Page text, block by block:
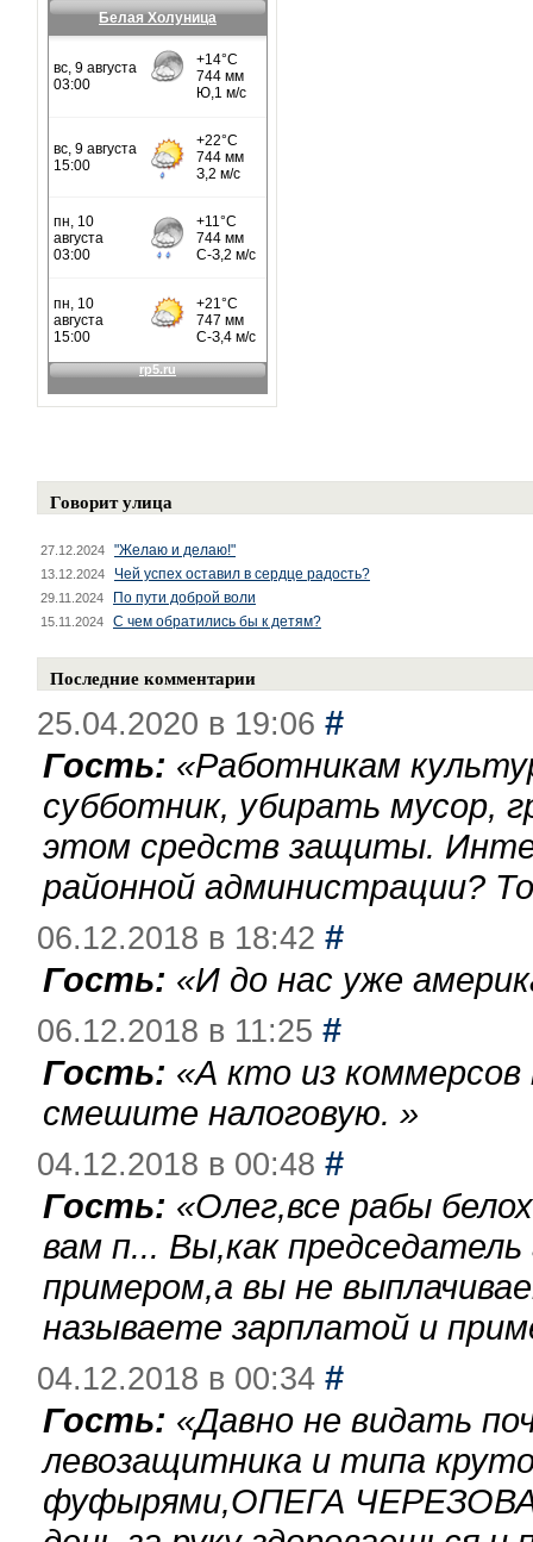
Белая Холуница
Говорит улица
27.12.2024 "Желаю и делаю!"
13.12.2024 Чей успех оставил в сердце радость?
29.11.2024 По пути доброй воли
15.11.2024 С чем обратились бы к детям?
Последние комментарии
25.04.2020 в 19:06 #
Гость: «Работникам
субботник, убирать мусор,
этом средств защиты.
районной администрации?
06.12.2018 в 18:42 #
Гость: «И до нас уже
06.12.2018 в 11:25 #
Гость: «А кто из
смешите налоговую. »
04.12.2018 в 00:48 #
Гость: «Олег,все рабы
вам п... Вы,как
примером,а вы не
называете зарплатой и
04.12.2018 в 00:34 #
Гость: «Давно не видать
левозащитника и типа
фуфырями,ОПЕГА